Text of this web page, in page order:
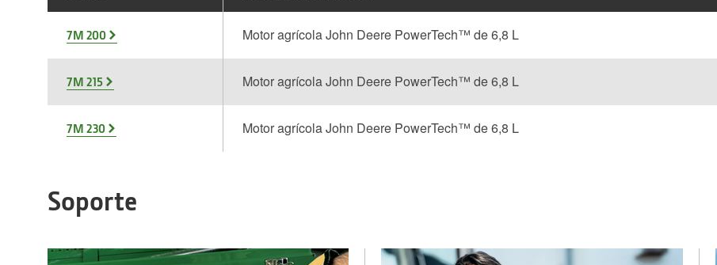
7M 200 Motor agrícola John Deere PowerTech™ de 6,8 L
7M 215 Motor agrícola John Deere PowerTech™ de 6,8 L
7M 230 Motor agrícola John Deere PowerTech™ de 6,8 L
Soporte